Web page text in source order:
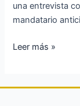
una entrevista
mandatario
Leer más »